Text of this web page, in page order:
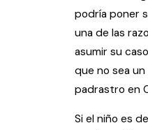
podría poner
una de las
asumir su
que no sea
padrastro en
Si el niño es